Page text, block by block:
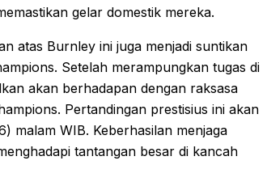
gelar domestik mereka.
atas Burnley ini juga menjadi suntikan
Setelah merampungkan tugas di
akan berhadapan dengan raksasa
Pertandingan prestisius ini akan
malam WIB. Keberhasilan menjaga
tantangan besar di kancah